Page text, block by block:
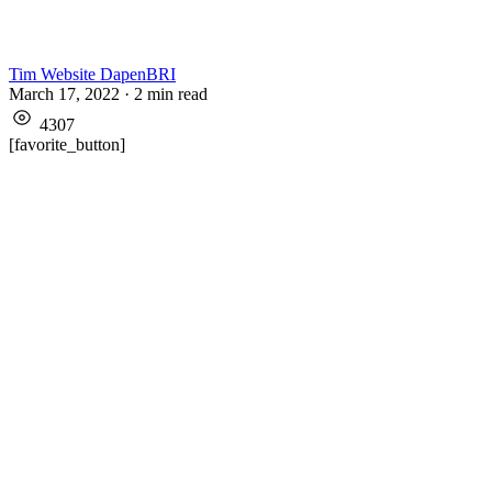
Tim Website DapenBRI
March 17, 2022 · 2 min read
4307
[favorite_button]